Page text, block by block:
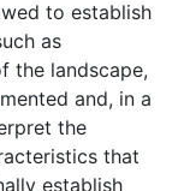
to establish
as
the landscape,
and, in a
the
that
establish